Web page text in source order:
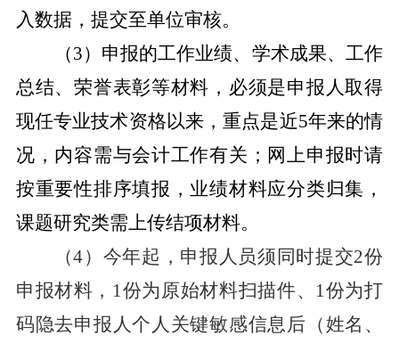
入数据，提交至单位审核。
（3）申报的工作业绩、学术成果、工作
总结、荣誉表彰等材料，必须是申报人取得
现任专业技术资格以来，重点是近5年来的情
况，内容需与会计工作有关；网上申报时请
按重要性排序填报，业绩材料应分类归集，
课题研究类需上传结项材料。
（4）今年起，申报人员须同时提交2份
申报材料， 1 份为原始材料扫描件、 1 份为打
码隐去申报人个人关键敏感信息后（姓名、